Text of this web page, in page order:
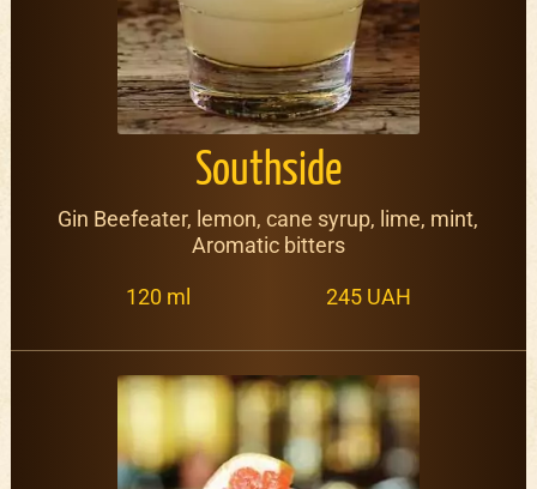
Southside
Gin Beefeater, lemon, cane syrup, lime, mint,
Aromatic bitters
120 ml 245 UAH